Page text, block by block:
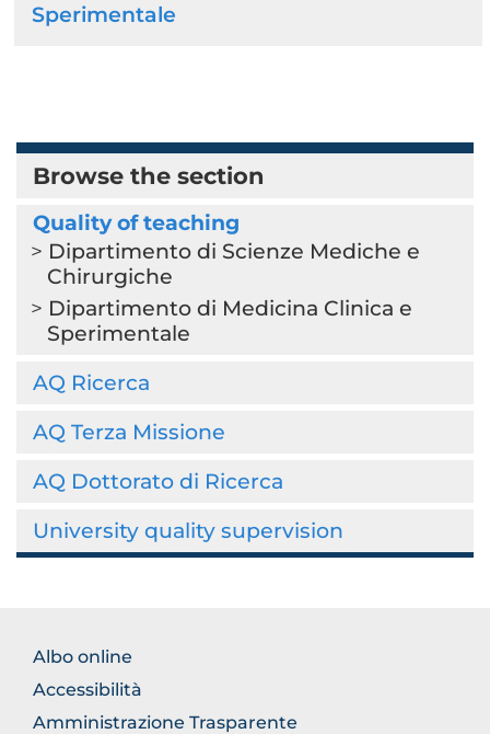
Sperimentale
Browse the section
Quality of teaching
Dipartimento di Scienze Mediche e
Chirurgiche
Dipartimento di Medicina Clinica e
Sperimentale
AQ Ricerca
AQ Terza Missione
AQ Dottorato di Ricerca
University quality supervision
BROWSE
THE
SECTION
Albo online
Accessibilità
Amministrazione Trasparente